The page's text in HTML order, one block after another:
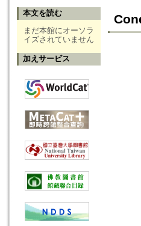
本文を読む
まだ本館にオーソラ
イズされていません
加えサービス